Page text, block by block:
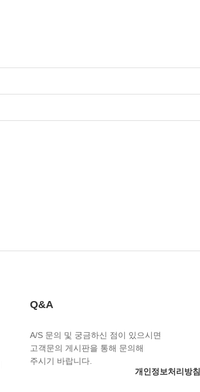
Q&A
A/S 문의 및 궁금하신 점이 있으시면
고객문의 게시판을 통해 문의해
주시기 바랍니다.
개인정보처리방침